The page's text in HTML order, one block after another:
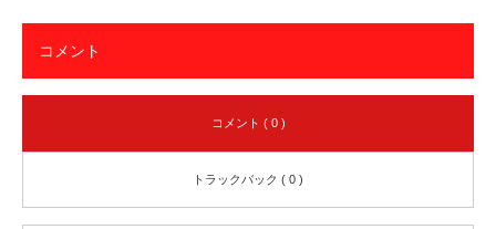
コメント
コメント ( 0 )
トラックバック ( 0 )